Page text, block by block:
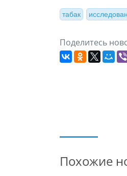
табак
Поделитесь
Похожие